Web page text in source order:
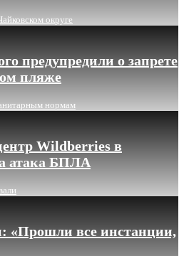
округе
предупредили о запрете
пляже
нормам
Wildberries в
атака БПЛА
«Прошли все инстанции,